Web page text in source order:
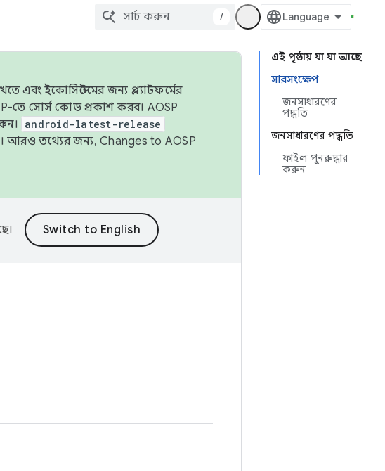
/
এই পৃষ্ঠায় যা যা আছে
সারসংক্ষেপ
জনসাধারণের
পদ্ধতি
জনসাধারণের পদ্ধতি
ফাইল পুনরুদ্ধার
করুন
এবং ইকোসিস্টেমের জন্য প্ল্যাটফর্মের
তে সোর্স কোড প্রকাশ করব। AOSP
android-latest-release
আরও তথ্যের জন্য, Changes to AOSP